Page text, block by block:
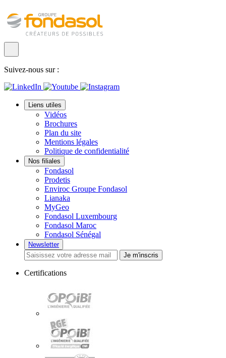
Suivez-nous sur :
Liens utiles
Vidéos
Brochures
Plan du site
Mentions légales
Politique de confidentialité
Nos filiales
Fondasol
Prodetis
Enviroc Groupe Fondasol
Lianaka
MyGeo
Fondasol Luxembourg
Fondasol Maroc
Fondasol Sénégal
Newsletter
Je m'inscris
Certifications